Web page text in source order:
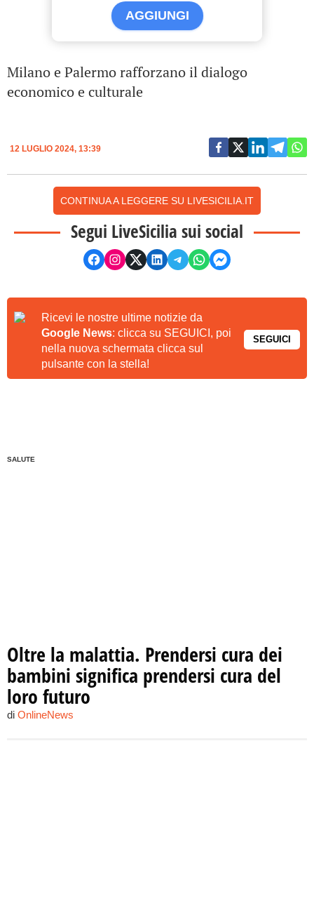
AGGIUNGI
Milano e Palermo rafforzano il dialogo
economico e culturale
12 LUGLIO 2024, 13:39
CONTINUA A LEGGERE SU LIVESICILIA.IT
Segui LiveSicilia sui social
Ricevi le nostre ultime notizie da
Google News: clicca su SEGUICI, poi
nella nuova schermata clicca sul
pulsante con la stella!
SEGUICI
SALUTE
Oltre la malattia. Prendersi cura dei
bambini significa prendersi cura del
loro futuro
di OnlineNews